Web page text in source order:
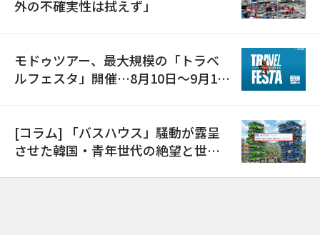
外の不確実性は拭えず」
モドゥツアー、最大規模の「トラベ
ルフェスタ」開催…8月10日～9月11
[コラム] 「バスハウス」騒動が露呈
させた韓国・青年世代の絶望と世代